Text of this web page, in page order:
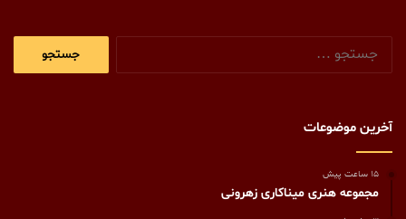
آخرین موضوعات
15 ساعت پیش
مجموعه هنری میناکاری زهرونی